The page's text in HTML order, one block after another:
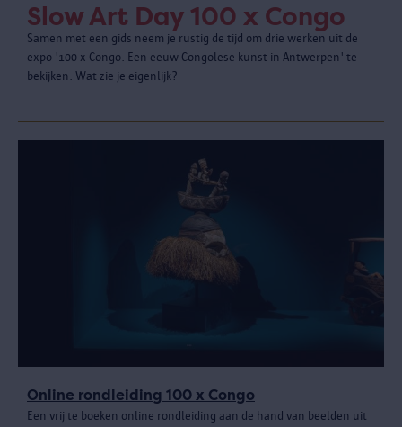
Slow Art Day 100 x Congo
Samen met een gids neem je rustig de tijd om drie werken uit de
expo '100 x Congo. Een eeuw Congolese kunst in Antwerpen' te
bekijken. Wat zie je eigenlijk?
Online rondleiding 100 x Congo
Een vrij te boeken online rondleiding aan de hand van beelden uit